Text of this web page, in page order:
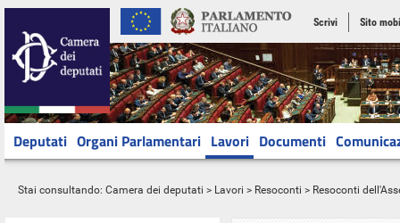
Scrivi Sito
Deputati Organi Parlamentari Lavori Documenti
Stai consultando: Camera dei deputati > Lavori > Resoconti > Resoconti